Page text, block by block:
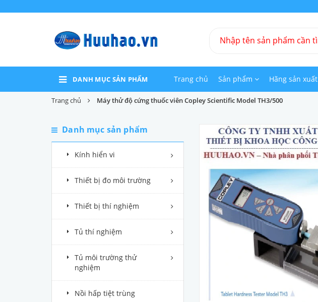
DANH MỤC SẢN PHẨM Trang chủ Sản phẩm Hãng sản xuất
Trang chủ Máy thử độ cứng thuốc viên Copley Scientific Model TH3/500
Danh mục sản phẩm
Kính hiển vi
Thiết bị đo môi trường
Thiết bị thí nghiệm
Tủ thí nghiệm
Tủ môi trường thử
nghiệm
Nồi hấp tiệt trùng